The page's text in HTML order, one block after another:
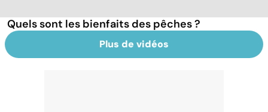
Quels sont les bienfaits des pêches ?
Plus de vidéos